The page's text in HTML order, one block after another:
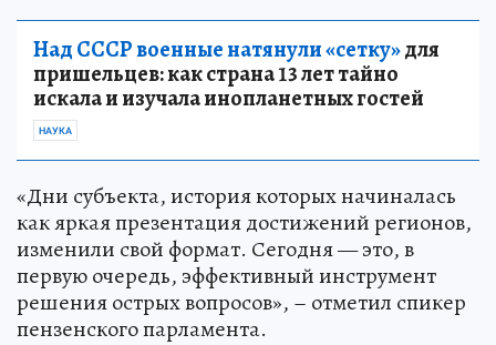
Над СССР военные натянули «сетку»для
пришельцев: как страна 13 лет тайно
искала и изучала инопланетных гостей
НАУКА
«Дни субъекта, история которых начиналась
как яркая презентация достижений регионов,
изменили свой формат. Сегодня — это, в
первую очередь, эффективный инструмент
решения острых вопросов», – отметил спикер
пензенского парламента.